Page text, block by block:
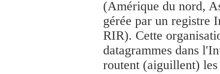
(Amérique du nord,
gérée par un registre
RIR). Cette
datagrammes dans
routent (aiguillent) les